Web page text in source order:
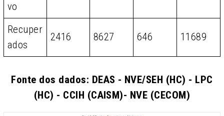
vo
Recuper
ados
2416 8627 646 11689
Fonte dos dados: DEAS - NVE/SEH (HC) - LPC
(HC) - CCIH (CAISM)- NVE (CECOM)